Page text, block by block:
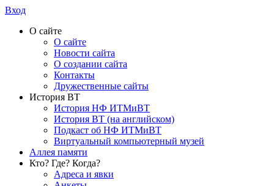
Вход
О сайте
О сайте
Новости сайта
О создании сайта
Контакты
Дружественные сайты
История ВТ
История НФ ИТМиВТ
История ВТ (на английском)
Подкаст об НФ ИТМиВТ
Виртуальный компьютерный музей
Аллея памяти
Кто? Где? Когда?
Адреса и явки